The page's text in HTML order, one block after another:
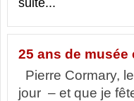
suite...
25 ans de musée
Pierre Cormary,
jour – et que je